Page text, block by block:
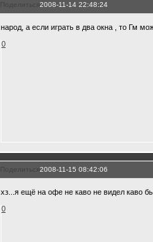
Поделиться2008-11-14 22:48:24
народ, а если играть в два окна , то Гм
0
Поделиться2008-11-15 08:42:06
хз...я ещё на офе не каво не видел каво
0